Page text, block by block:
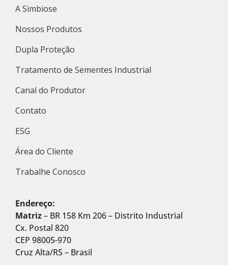
A Simbiose
Nossos Produtos
Dupla Proteção
Tratamento de Sementes Industrial
Canal do Produtor
Contato
ESG
Área do Cliente
Trabalhe Conosco
Endereço:
Matriz– BR 158 Km 206 – Distrito Industrial
Cx. Postal 820
CEP 98005-970
Cruz Alta/RS – Brasil